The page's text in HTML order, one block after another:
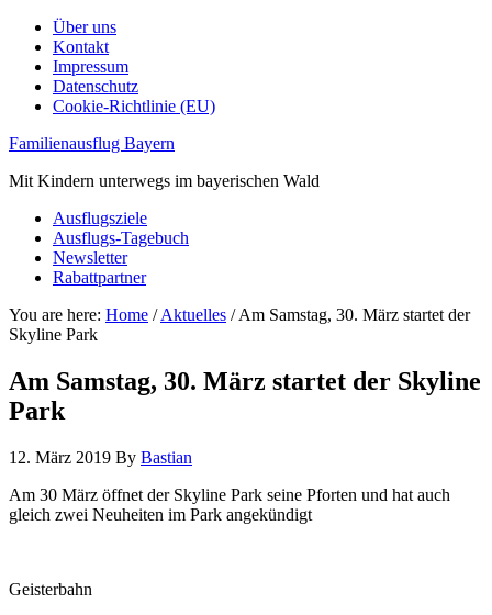
Über uns
Kontakt
Impressum
Datenschutz
Cookie-Richtlinie (EU)
Familienausflug Bayern
Mit Kindern unterwegs im bayerischen Wald
Ausflugsziele
Ausflugs-Tagebuch
Newsletter
Rabattpartner
You are here: Home / Aktuelles /Am Samstag, 30. März startet der
Skyline Park
Am Samstag, 30. März startet der Skyline
Park
12. März 2019 By Bastian
Am 30 März öffnet der Skyline Park seine Pforten und hat auch
gleich zwei Neuheiten im Park angekündigt
Geisterbahn